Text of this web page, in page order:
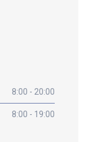
8:00 - 20:00
8:00 - 19:00